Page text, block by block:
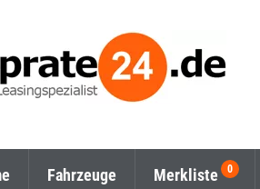
Fahrzeuge Merkliste